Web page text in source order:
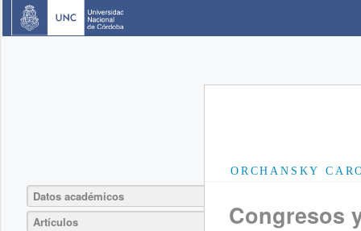
ORCHANSKY
Datos académicos
Artículos
Congresos